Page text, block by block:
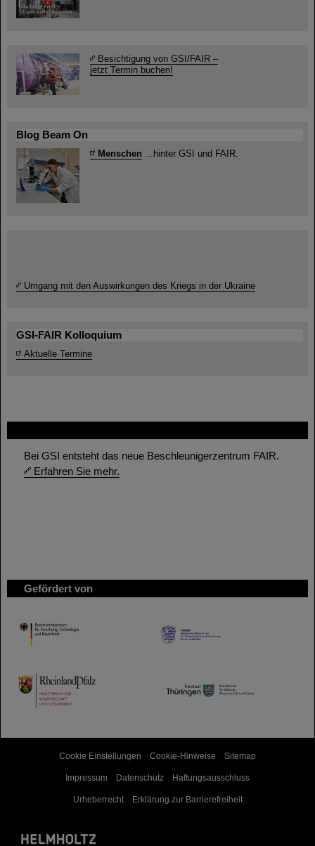
Bei GSI entsteht das neue Beschleunigerzentrum FAIR.
Erfahren Sie mehr.
Gefördert von
HMWK
TMWWDG
Besichtigung von GSI/FAIR –
jetzt Termin buchen!
Blog Beam On
Menschen ...hinter GSI und FAIR.
Umgang mit den Auswirkungen des Kriegs in der Ukraine
GSI-FAIR Kolloquium
Aktuelle Termine
Cookie Einstellungen Cookie-Hinweise Sitemap
Impressum Datenschutz Haftungsausschluss
Urheberrecht Erklärung zur Barrierefreiheit